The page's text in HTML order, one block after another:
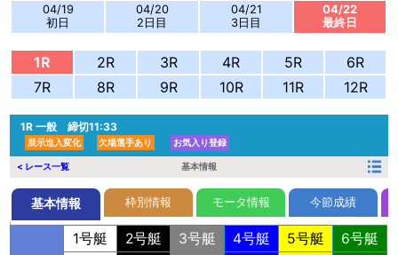
04/19
初日
04/20
2日目
04/21
3日目
04/22
最終日
1R 2R 3R 4R 5R
6R
7R
8R 9R 10R 11R 12R
1R一般 締切11:33
展示進入変化 欠場選手あり お気入り登録
< レース一覧 基本情報
基本情報 枠別情報 モータ情報 今節成績
1号艇 2号艇 3号艇 4号艇 5号艇
6号艇